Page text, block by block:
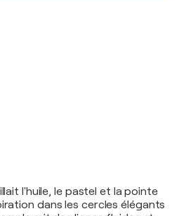
l'huile, le pastel et la pointe
dans les cercles élégants